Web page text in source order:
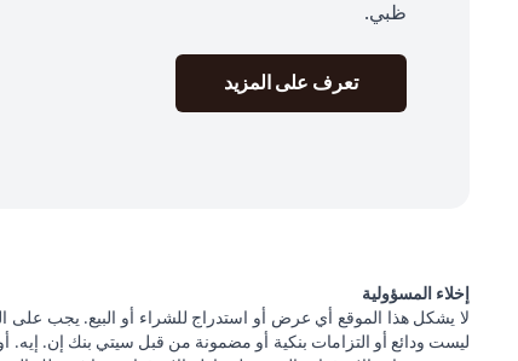
ظبي.
تعرف على المزيد
إخلاء المسؤولية
لا يشكل هذا الموقع أي عرض أو استدراج للشراء أو البيع. يجب على
ليست ودائع أو التزامات بنكية أو مضمونة من قبل سيتي بنك إن. إيه.